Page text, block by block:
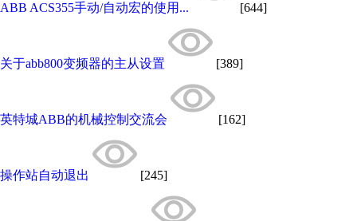
ABB ACS355手动/自动宏的使用... [644]
关于abb800变频器的主从设置 [389]
英特城ABB的机械控制交流会 [162]
操作站自动退出 [245]